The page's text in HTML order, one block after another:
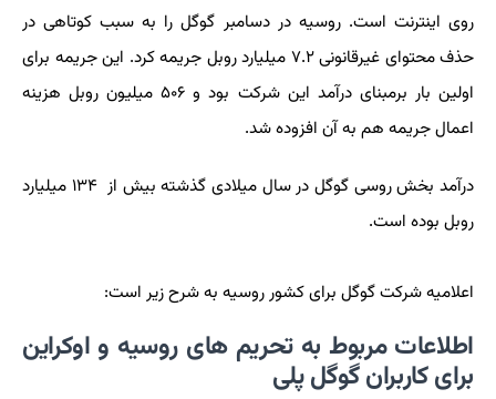
روی اینترنت است. روسیه در دسامبر گوگل را به سبب کوتاهی در
حذف محتوای غیرقانونی ۷.۲ میلیارد روبل جریمه کرد. این جریمه برای
اولین بار برمبنای درآمد این شرکت بود و ۵۰۶ میلیون روبل هزینه
اعمال جریمه هم به آن افزوده شد.
درآمد بخش روسی گوگل در سال میلادی گذشته بیش از ۱۳۴ میلیارد
روبل بوده است.
اعلامیه شرکت گوگل برای کشور روسیه به شرح زیر است:
اطلاعات مربوط به تحریم های روسیه و اوکراین
برای کاربران گوگل پلی